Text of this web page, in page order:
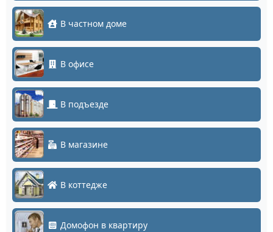
В частном доме
В офисе
В подъезде
В магазине
В коттедже
Домофон в квартиру